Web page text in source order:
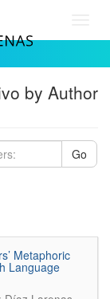
by Author
Go
Metaphoric
Language